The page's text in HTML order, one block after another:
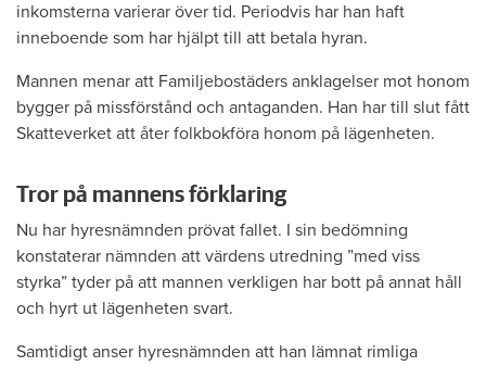
inkomsterna varierar över tid. Periodvis har han haft
inneboende som har hjälpt till att betala hyran.
Mannen menar att Familjebostäders anklagelser mot honom
bygger på missförstånd och antaganden. Han har till slut fått
Skatteverket att åter folkbokföra honom på lägenheten.
Tror på mannens förklaring
Nu har hyresnämnden prövat fallet. I sin bedömning
konstaterar nämnden att värdens utredning ”med viss
styrka” tyder på att mannen verkligen har bott på annat håll
och hyrt ut lägenheten svart.
Samtidigt anser hyresnämnden att han lämnat rimliga